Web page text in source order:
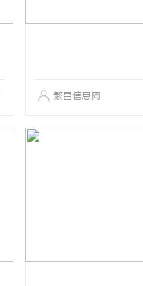
繁昌信息网